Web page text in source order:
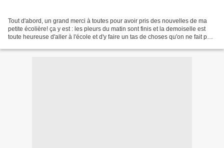
Tout d'abord, un grand merci à toutes pour avoir pris des nouvelles de ma
petite écolière! ça y est : les pleurs du matin sont finis et la demoiselle est
toute heureuse d'aller à l'école et d'y faire un tas de choses qu'on ne fait pas